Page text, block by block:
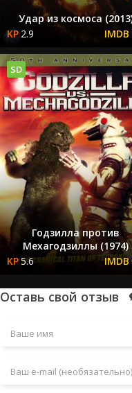
Удар из космоса
2.9
SD
Годзилла против
Мехагодзиллы (1974)
5.6
Оставь свой отзыв